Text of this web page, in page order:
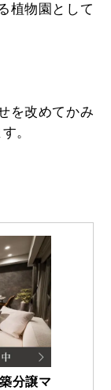
植物園として
を改めてかみ
。
分譲マ